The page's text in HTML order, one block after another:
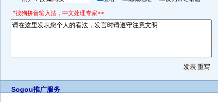
*搜狗拼音输入法，中文处理专家>>
Sogou推广服务